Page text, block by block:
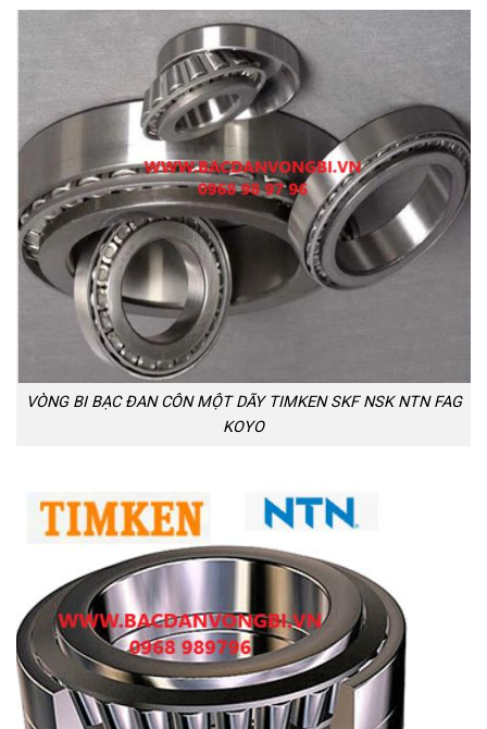
VÒNG BI BẠC ĐAN CÔN MỘT DÃY TIMKEN SKF NSK NTN FAG
KOYO